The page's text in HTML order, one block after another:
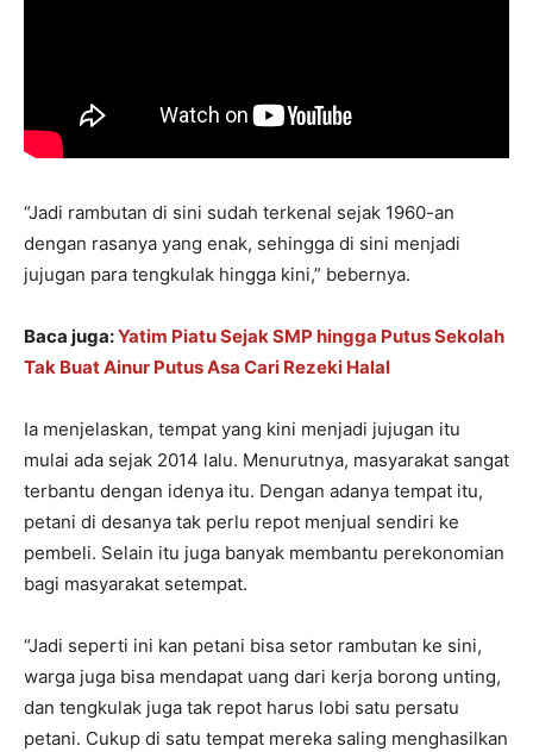
“Jadi rambutan di sini sudah terkenal sejak 1960-an
dengan rasanya yang enak, sehingga di sini menjadi
jujugan para tengkulak hingga kini,” bebernya.
Baca juga:Yatim Piatu Sejak SMP hingga Putus Sekolah
Tak Buat Ainur Putus Asa Cari Rezeki Halal
Ia menjelaskan, tempat yang kini menjadi jujugan itu
mulai ada sejak 2014 lalu. Menurutnya, masyarakat sangat
terbantu dengan idenya itu. Dengan adanya tempat itu,
petani di desanya tak perlu repot menjual sendiri ke
pembeli. Selain itu juga banyak membantu perekonomian
bagi masyarakat setempat.
“Jadi seperti ini kan petani bisa setor rambutan ke sini,
warga juga bisa mendapat uang dari kerja borong unting,
dan tengkulak juga tak repot harus lobi satu persatu
petani. Cukup di satu tempat mereka saling menghasilkan